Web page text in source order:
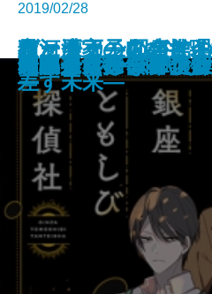
人ノ町
ケーキ王子の名推
テ)4
神獣の都―京都四
猫河原家の人びと
ワイ謎解きリゾー
夢と魔法の国のリ
BUG 広域警察極
きみの世界に、青
流星の下で、君は
ヴァチカン図書館
の十字架―
君と読む場所
2019/02/28
銀座ともしび探偵社
君と漕ぐ―ながと
―
夜と会う。III―もう
差す未来―
東京タワー・レス
田嶋春にはなりた
昭和少女探偵團
朝比奈うさぎの謎
レトロゲームファ
スクールカースト
奇譚蒐集録―弔い